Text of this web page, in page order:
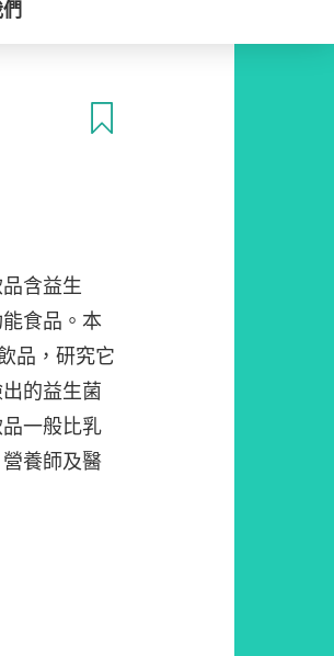
含益生
食品。本
品，研究它
的益生菌
一般比乳
養師及醫